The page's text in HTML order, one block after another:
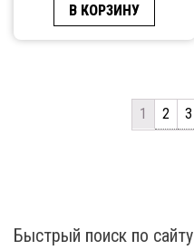
В КОРЗИНУ
1 2 3
Быстрый поиск по сайту